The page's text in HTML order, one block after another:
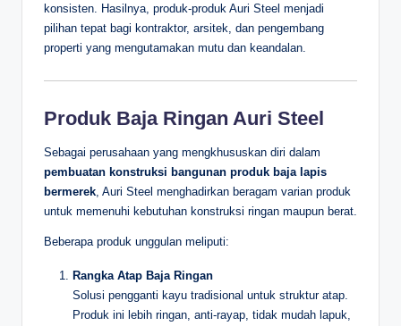
konsisten. Hasilnya, produk-produk Auri Steel menjadi
pilihan tepat bagi kontraktor, arsitek, dan pengembang
properti yang mengutamakan mutu dan keandalan.
Produk Baja Ringan Auri Steel
Sebagai perusahaan yang mengkhususkan diri dalam
pembuatan konstruksi bangunan produk baja lapis
bermerek , Auri Steel menghadirkan beragam varian produk
untuk memenuhi kebutuhan konstruksi ringan maupun berat.
Beberapa produk unggulan meliputi:
Rangka Atap Baja Ringan
Solusi pengganti kayu tradisional untuk struktur atap.
Produk ini lebih ringan, anti-rayap, tidak mudah lapuk,